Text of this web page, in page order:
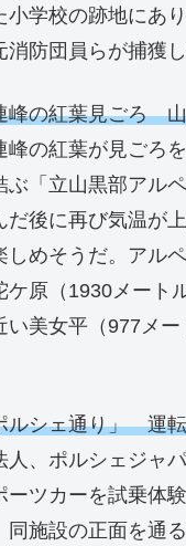
学校の跡地にあ
防団員らが捕獲し
峰の紅葉見ごろ
の紅葉が見ごろ
「立山黒部アル
だ後に再び気温が
しめそうだ。アル
ケ原（1930メート
い美女平（977メ
ルシェ通り」 運
人、ポルシェジャ
ツカーを試乗体
同施設の正面を通